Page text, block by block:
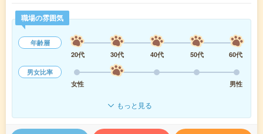
職場の雰囲気
年齢層
20代
30代 40代 50代
60代
男女比率
女性
男性
もっと見る